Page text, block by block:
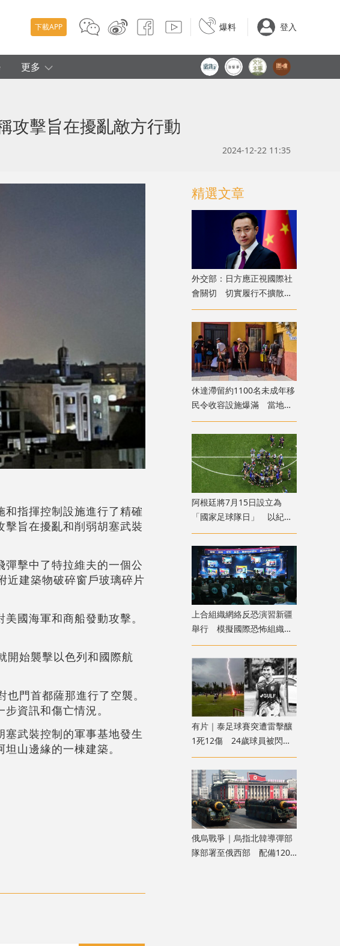
下載APP 爆料 登入
更多
攻擊旨在擾亂敵方行動
2024-12-22 11:35
指揮控制設施進行了精確
旨在擾亂和削弱胡塞武裝
擊中了特拉維夫的一個公
近建築物破碎窗戶玻璃碎片
國海軍和商船發動攻擊。
開始襲擊以色列和國際航
門首都薩那進行了空襲。
資訊和傷亡情況。
武裝控制的軍事基地發生
山邊緣的一棟建築。
精選文章
外交部：日方應正視國際社
會關切 切實履行不擴散核
武器的國際法義務
​休達滯留約1100名未成年移
民令收容設施爆滿 當地冀
移送西班牙本土
​阿根廷將7月15日設立為
「國家足球隊日」 以紀念
世盃挫英格蘭
上合組織網絡反恐演習新疆
舉行 模擬國際恐怖組織策
劃實施恐襲等情形
有片｜泰足球賽突遭雷擊釀
1死12傷 24歲球員被閃電
劈中亡
俄烏戰爭｜烏指北韓導彈部
隊部署至俄西部 配備120